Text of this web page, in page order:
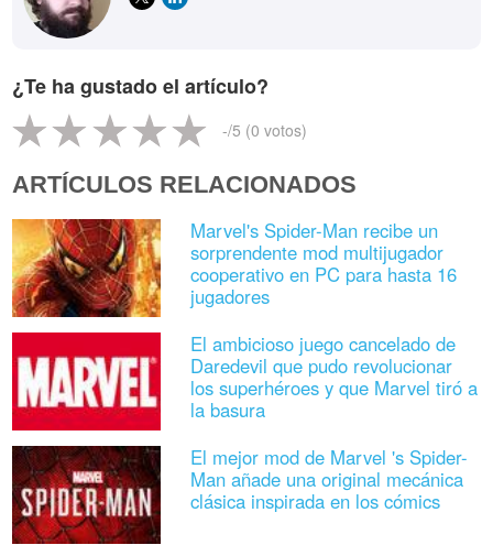
¿Te ha gustado el artículo?
-/5 (0 votos)
ARTÍCULOS RELACIONADOS
Marvel's Spider-Man recibe un
sorprendente mod multijugador
cooperativo en PC para hasta 16
jugadores
El ambicioso juego cancelado de
Daredevil que pudo revolucionar
los superhéroes y que Marvel tiró a
la basura
El mejor mod de Marvel 's Spider-
Man añade una original mecánica
clásica inspirada en los cómics